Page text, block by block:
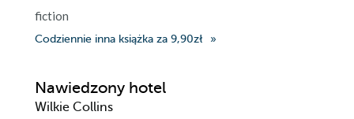
fiction
Codziennie inna książka za 9,90zł
Nawiedzony hotel
Wilkie Collins